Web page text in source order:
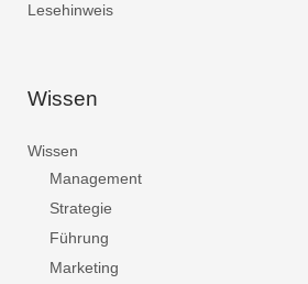
Lesehinweis
Wissen
Wissen
Management
Strategie
Führung
Marketing